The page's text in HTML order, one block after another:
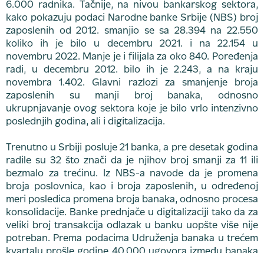
6.000 radnika. Tačnije, na nivou bankarskog sektora,
kako pokazuju podaci Narodne banke Srbije (NBS) broj
zaposlenih od 2012. smanjio se sa 28.394 na 22.550
koliko ih je bilo u decembru 2021. i na 22.154 u
novembru 2022. Manje je i filijala za oko 840. Poređenja
radi, u decembru 2012. bilo ih je 2.243, a na kraju
novembra 1.402. Glavni razlozi za smanjenje broja
zaposlenih su manji broj banaka, odnosno
ukrupnjavanje ovog sektora koje je bilo vrlo intenzivno
poslednjih godina, ali i digitalizacija.
Trenutno u Srbiji posluje 21 banka, a pre desetak godina
radile su 32 što znači da je njihov broj smanji za 11 ili
bezmalo za trećinu. Iz NBS-a navode da je promena
broja poslovnica, kao i broja zaposlenih, u određenoj
meri posledica promena broja banaka, odnosno procesa
konsolidacije. Banke prednjače u digitalizaciji tako da za
veliki broj transakcija odlazak u banku uopšte više nije
potreban. Prema podacima Udruženja banaka u trećem